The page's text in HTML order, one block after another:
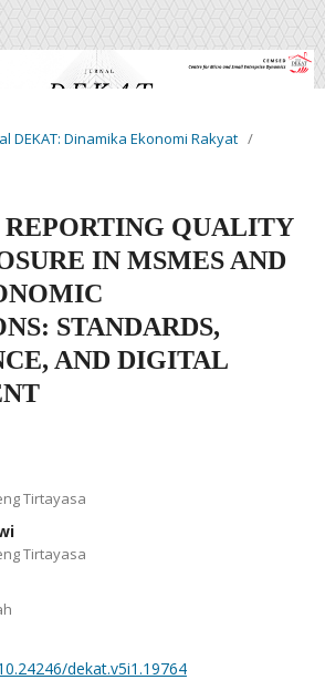
DEKAT: Dinamika Ekonomi Rakyat /
QUALITY
IN MSMES AND
STANDARDS,
AND DIGITAL
Tirtayasa
Tirtayasa
dekat.v5i1.19764